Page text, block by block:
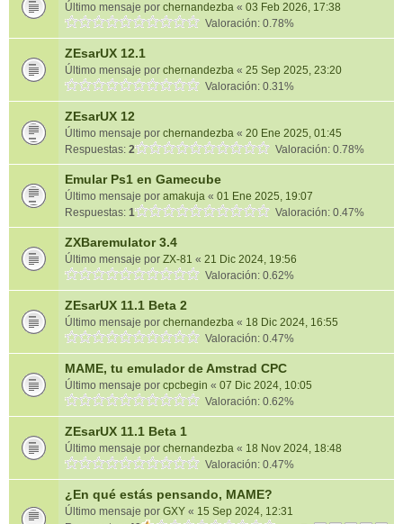
Último mensaje por chernandezba « 03 Feb 2026, 17:38
Valoración: 0.78%
ZEsarUX 12.1
Último mensaje por chernandezba « 25 Sep 2025, 23:20
Valoración: 0.31%
ZEsarUX 12
Último mensaje por chernandezba « 20 Ene 2025, 01:45
Respuestas: 2 Valoración: 0.78%
Emular Ps1 en Gamecube
Último mensaje por amakuja « 01 Ene 2025, 19:07
Respuestas: 1 Valoración: 0.47%
ZXBaremulator 3.4
Último mensaje por ZX-81 « 21 Dic 2024, 19:56
Valoración: 0.62%
ZEsarUX 11.1 Beta 2
Último mensaje por chernandezba « 18 Dic 2024, 16:55
Valoración: 0.47%
MAME, tu emulador de Amstrad CPC
Último mensaje por cpcbegin « 07 Dic 2024, 10:05
Valoración: 0.62%
ZEsarUX 11.1 Beta 1
Último mensaje por chernandezba « 18 Nov 2024, 18:48
Valoración: 0.47%
¿En qué estás pensando, MAME?
Último mensaje por GXY « 15 Sep 2024, 12:31